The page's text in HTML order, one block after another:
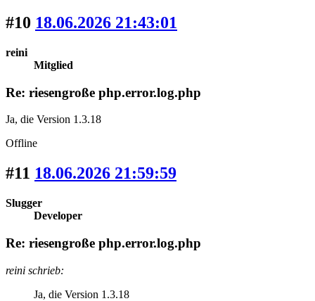
#10 18.06.2026 21:43:01
reini
Mitglied
Re: riesengroße php.error.log.php
Ja, die Version 1.3.18
Offline
#11 18.06.2026 21:59:59
Slugger
Developer
Re: riesengroße php.error.log.php
reini schrieb:
Ja, die Version 1.3.18